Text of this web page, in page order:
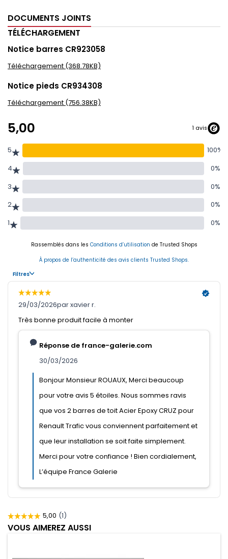
DOCUMENTS JOINTS
TÉLÉCHARGEMENT
Notice barres CR923058
Téléchargement (368.78KB)
Notice pieds CR934308
Téléchargement (756.38KB)
VOUS AIMEREZ AUSSI